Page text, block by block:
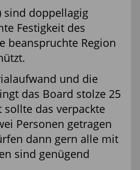
sind doppellagig
Festigkeit des
beanspruchte Region
und die
das Board stolze 25
sollte das verpackte
Personen getragen
dann gern alle mit
sind genügend